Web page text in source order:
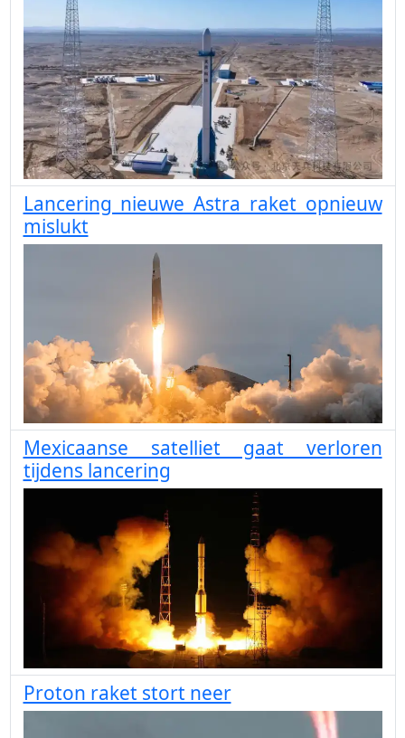
Lancering nieuwe Astra raket opnieuw
mislukt
Mexicaanse satelliet gaat verloren
tijdens lancering
Proton raket stort neer